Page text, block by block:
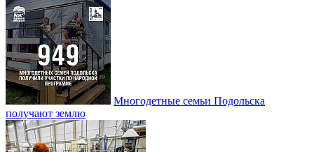
Многодетные семьи Подольска
получают землю